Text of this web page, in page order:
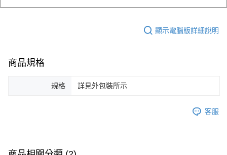
顯示電腦版詳細說明
商品規格
規格 詳見外包裝所示
客服